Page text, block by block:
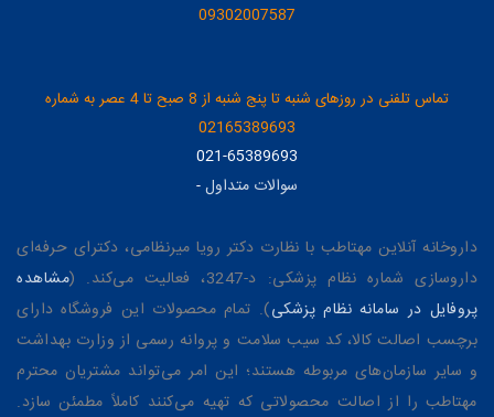
09302007587
تماس تلفنی در روزهای شنبه تا پنج شنبه از 8 صبح تا 4 عصر به شماره
02165389693
021-65389693
سوالات متداول-
داروخانه آنلاین مهتاطب با نظارت دکتر رویا میرنظامی، دکترای حرفه‌ای
داروسازی شماره نظام پزشکی: د-3247، فعالیت می‌کند. (
مشاهده
پروفایل در سامانه نظام پزشکی). تمام محصولات این فروشگاه دارای
برچسب اصالت کالا، کد سیب سلامت و پروانه رسمی از وزارت بهداشت
و سایر سازمان‌های مربوطه هستند؛ این امر می‌تواند مشتریان محترم
مهتاطب را از اصالت محصولاتی که تهیه می‌کنند کاملاً مطمئن سازد.